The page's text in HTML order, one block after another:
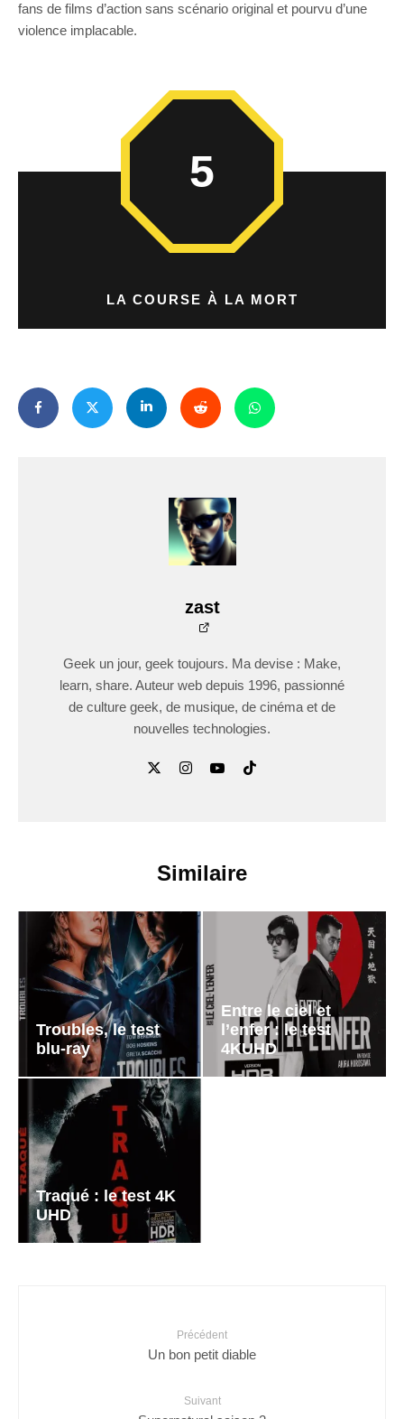
fans de films d’action sans scénario original et pourvu d’une
violence implacable.
LA COURSE À LA MORT
5
zast
Geek un jour, geek toujours. Ma devise : Make,
learn, share. Auteur web depuis 1996, passionné
de culture geek, de musique, de cinéma et de
nouvelles technologies.
Similaire
Troubles, le test
blu-ray
Entre le ciel et
l’enfer : le test
4KUHD
Traqué : le test 4K
UHD
Précédent
Un bon petit diable
Suivant